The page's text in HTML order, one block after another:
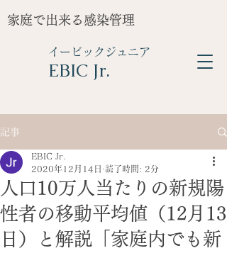
家庭で出来る感染管理
イービックジュニア
​EBIC Jr.
記事
人口10万人当たりの新規陽
性者の移動平均値（12月13
日）と解説「家庭内でも新
EBIC Jr.
2020年12月14日
読了時間: 2分